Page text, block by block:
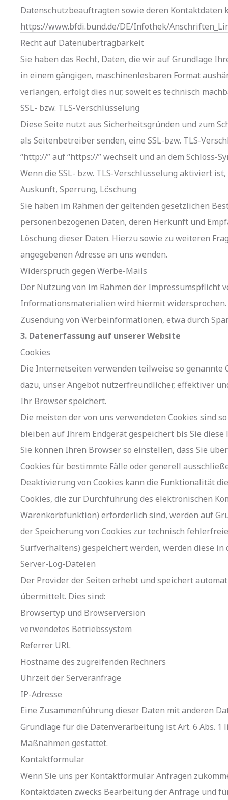
Datenschutzbeauftragten sowie deren Kontaktdaten
https://www.bfdi.bund.de/DE/Infothek/
Recht auf Datenübertragbarkeit
Sie haben das Recht, Daten, die wir auf Grundlage
in einem gängigen, maschinenlesbaren Format
verlangen, erfolgt dies nur, soweit es technisch
SSL- bzw. TLS-Verschlüsselung
Diese Seite nutzt aus Sicherheitsgründen und zum
als Seitenbetreiber senden, eine SSL-bzw. TLS-
“http://” auf “https://” wechselt und an dem Schloss-
Wenn die SSL- bzw. TLS-Verschlüsselung aktiviert
Auskunft, Sperrung, Löschung
Sie haben im Rahmen der geltenden gesetzlichen
personenbezogenen Daten, deren Herkunft und
Löschung dieser Daten. Hierzu sowie zu weiteren
angegebenen Adresse an uns wenden.
Widerspruch gegen Werbe-Mails
Der Nutzung von im Rahmen der
Informationsmaterialien wird hiermit
Zusendung von Werbeinformationen, etwa durch
3. Datenerfassung auf unserer Website
Cookies
Die Internetseiten verwenden teilweise so genannte
dazu, unser Angebot nutzerfreundlicher, effektiver
Ihr Browser speichert.
Die meisten der von uns verwendeten Cookies sind
bleiben auf Ihrem Endgerät gespeichert bis Sie
Sie können Ihren Browser so einstellen, dass Sie
Cookies für bestimmte Fälle oder generell
Deaktivierung von Cookies kann die Funktionalität
Cookies, die zur Durchführung des elektronischen
Warenkorbfunktion) erforderlich sind, werden auf
der Speicherung von Cookies zur technisch
Surfverhaltens) gespeichert werden, werden diese
Server-Log-Dateien
Der Provider der Seiten erhebt und speichert
übermittelt. Dies sind:
Browsertyp und Browserversion
verwendetes Betriebssystem
Referrer URL
Hostname des zugreifenden Rechners
Uhrzeit der Serveranfrage
IP-Adresse
Eine Zusammenführung dieser Daten mit anderen
Grundlage für die Datenverarbeitung ist Art. 6 Abs.
Maßnahmen gestattet.
Kontaktformular
Wenn Sie uns per Kontaktformular Anfragen
Kontaktdaten zwecks Bearbeitung der Anfrage und